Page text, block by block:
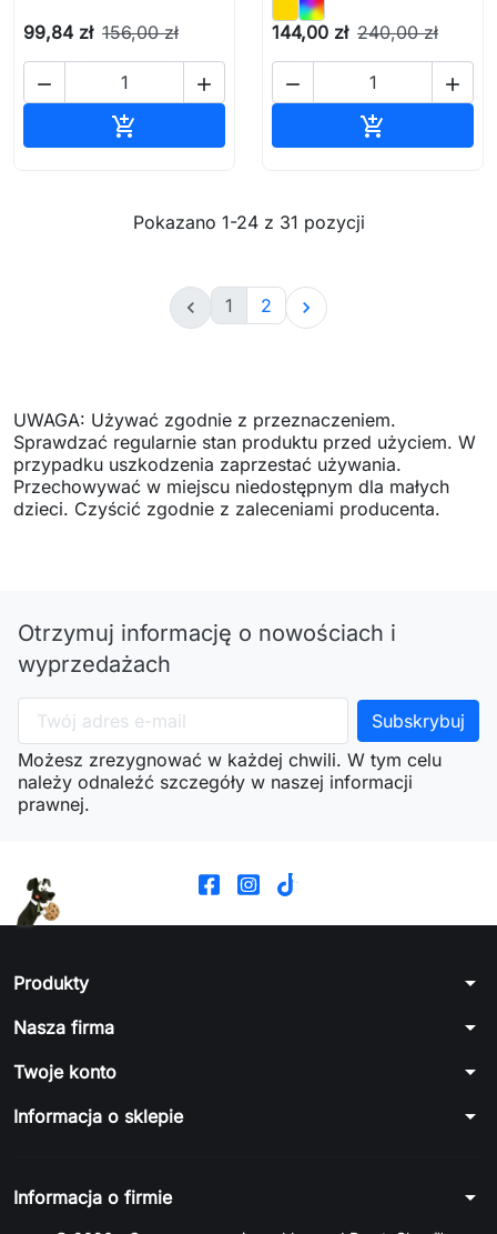
99,84 zł 156,00 zł
 

144,00 zł 240,00 zł
 

Pokazano 1-24 z 31 pozycji
 1 2 
UWAGA: Używać zgodnie z przeznaczeniem.
Sprawdzać regularnie stan produktu przed użyciem. W
przypadku uszkodzenia zaprzestać używania.
Przechowywać w miejscu niedostępnym dla małych
dzieci. Czyścić zgodnie z zaleceniami producenta.
Otrzymuj informację o nowościach i
wyprzedażach
Możesz zrezygnować w każdej chwili. W tym celu
należy odnaleźć szczegóły w naszej informacji
prawnej.
Produkty arrow_drop_down
Nasza firma arrow_drop_down
Twoje konto arrow_drop_down
Informacja o sklepie arrow_drop_down
Informacja o firmie arrow_drop_down